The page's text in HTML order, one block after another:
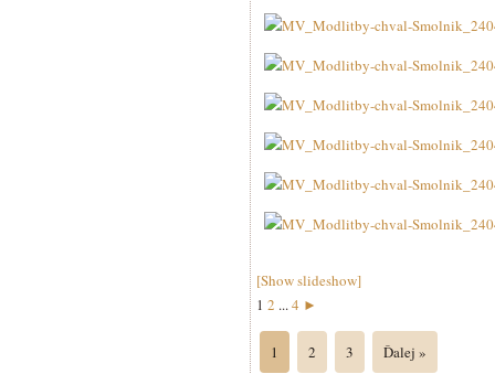
[Show slideshow]
1 2 ...4 ►
1 2 3 Ďalej »